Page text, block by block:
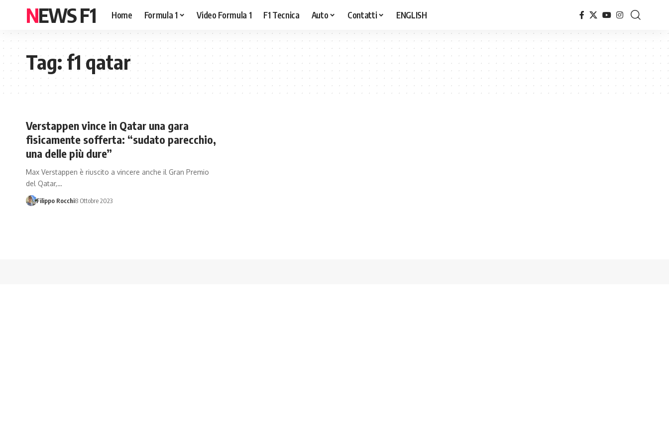
NEWS F1 Home Formula 1 Video Formula 1 F1 Tecnica Auto Contatti ENGLISH
Tag:f1 qatar
Verstappen vince in Qatar una gara
fisicamente sofferta: “sudato parecchio,
una delle più dure”
Max Verstappen è riuscito a vincere anche il Gran Premio
del Qatar,…
Filippo Rocchi8 Ottobre 2023